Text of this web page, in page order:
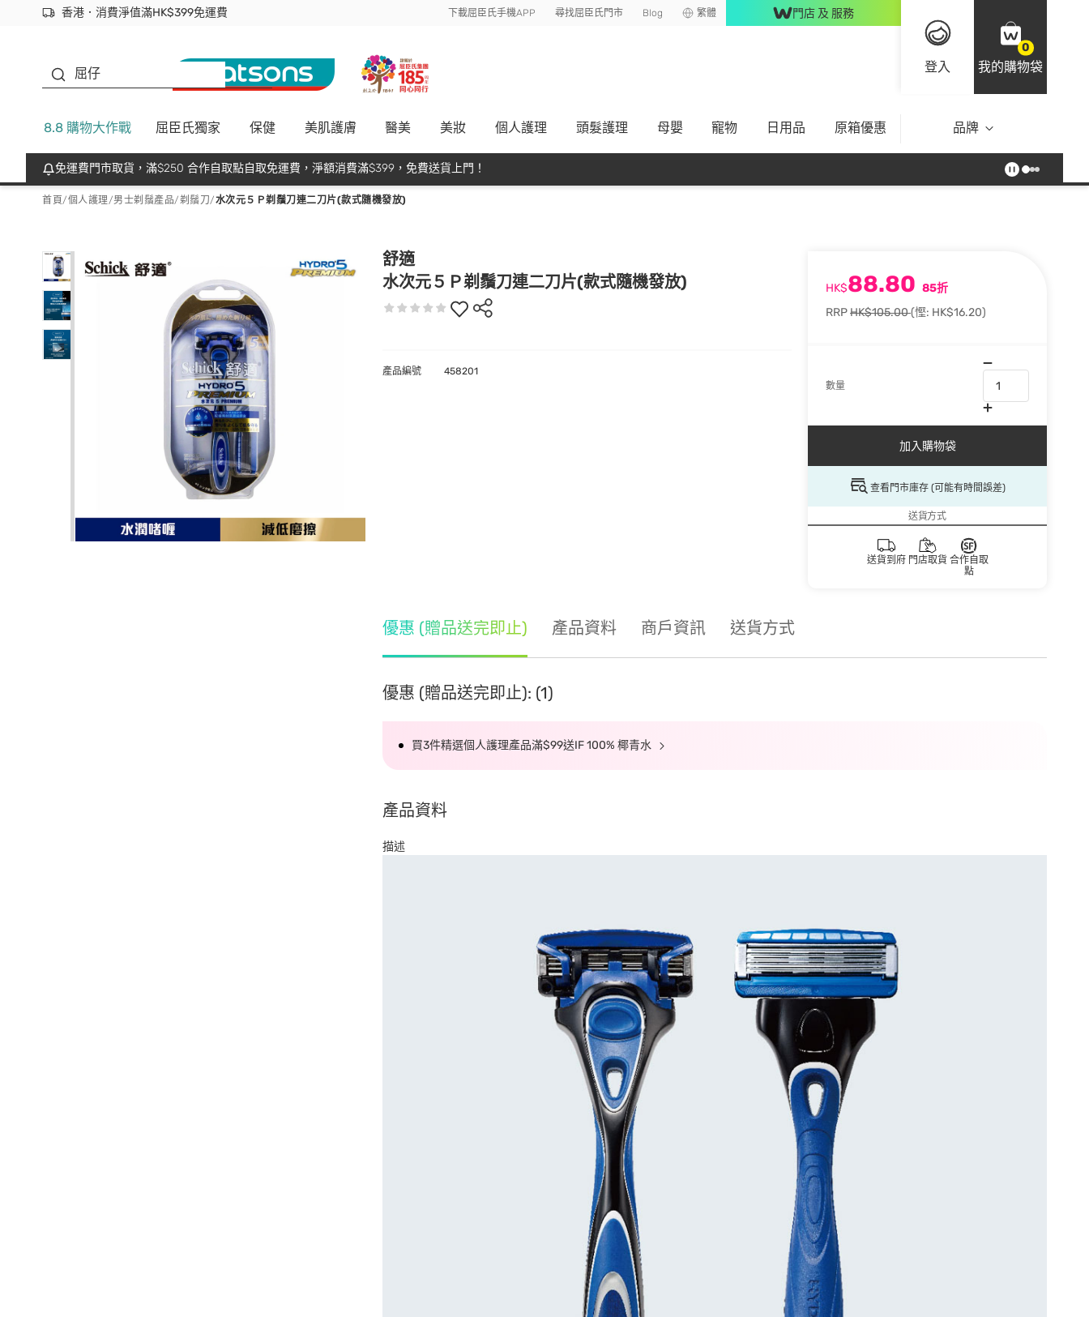
香港．消費淨值滿HK$399免運費
立即成為易賞錢會員盡享獨家優惠
首次APP下單買滿$450 輸入 NEWAPP 即減$50 下載屈臣氏手機APP 尋找屈臣氏門市 Blog 繁體 門店 及 服務
登入
0
我的購物袋
屈仔
8.8 購物大作戰 屈臣氏獨家 保健 美肌護膚 醫美 美妝 個人護理 頭髮護理 母嬰 寵物 日用品 原箱優惠 品牌
免運費門市取貨，滿$250 合作自取點自取免運費，淨額消費滿$399，免費送貨上門！
首頁/個人護理/男士剃鬚產品/剃鬚刀/水次元５Ｐ剃鬚刀連二刀片(款式隨機發放)
舒適
水次元５Ｐ剃鬚刀連二刀片(款式隨機發放)
HK$88.80 85折
RRPHK$105.00(慳: HK$16.20)
數量
加入購物袋
查看門市庫存 (可能有時間誤差)
送貨方式
送貨到府 門店取貨 合作自取
點
產品編號 458201
優惠 (贈品送完即止) 產品資料 商戶資訊 送貨方式
優惠 (贈品送完即止): (1)
買3件精選個人護理產品滿$99送IF 100% 椰青水
產品資料
描述